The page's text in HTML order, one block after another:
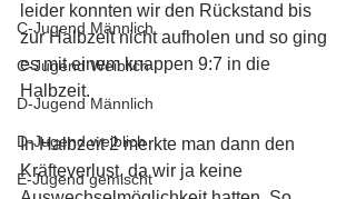
C-Jugend Männlich
C-Jugend Weiblich
D-Jugend Männlich
D-Jugend weiblich
E-Jugend gemischt
leider konnten wir den Rückstand bis
zur Halbzeit nicht aufholen und so ging
es mit einem knappen 9:7 in die
Halbzeit.
In Halbzeit 2 merkte man dann den
Kräfteverlust, da wir ja keine